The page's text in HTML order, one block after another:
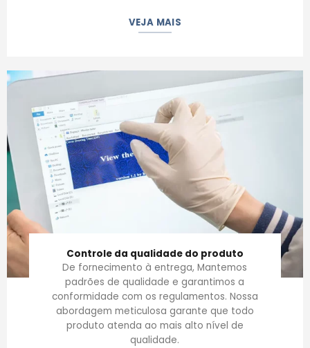
VEJA MAIS
Controle da qualidade do produto
De fornecimento à entrega, Mantemos
padrões de qualidade e garantimos a
conformidade com os regulamentos. Nossa
abordagem meticulosa garante que todo
produto atenda ao mais alto nível de
qualidade.